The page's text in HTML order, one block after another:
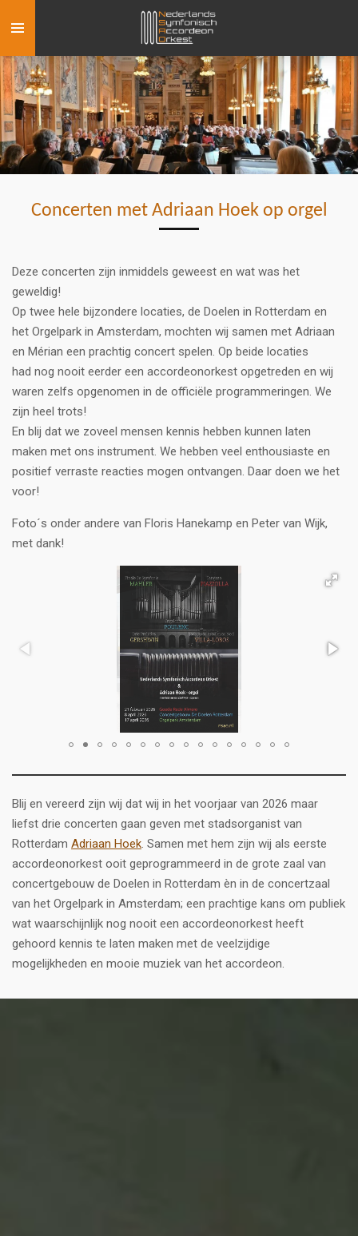
direct
naar
de
hoofdinhoud
Concerten met Adriaan Hoek op orgel
Deze concerten zijn inmiddels geweest en wat was het
geweldig!
Op twee hele bijzondere locaties, de Doelen in Rotterdam en
het Orgelpark in Amsterdam, mochten wij samen met Adriaan
en Mérian een prachtig concert spelen. Op beide locaties
had nog nooit eerder een accordeonorkest opgetreden en wij
waren zelfs opgenomen in de officiële programmeringen. We
zijn heel trots!
En blij dat we zoveel mensen kennis hebben kunnen laten
maken met ons instrument. We hebben veel enthousiaste en
positief verraste reacties mogen ontvangen. Daar doen we het
voor!
Foto´s onder andere van Floris Hanekamp en Peter van Wijk,
met dank!
Blij en vereerd zijn wij dat wij in het voorjaar van 2026 maar
liefst drie concerten gaan geven met stadsorganist van
Rotterdam Adriaan Hoek. Samen met hem zijn wij als eerste
accordeonorkest ooit geprogrammeerd in de grote zaal van
concertgebouw de Doelen in Rotterdam èn in de concertzaal
van het Orgelpark in Amsterdam; een prachtige kans om publiek
wat waarschijnlijk nog nooit een accordeonorkest heeft
gehoord kennis te laten maken met de veelzijdige
mogelijkheden en mooie muziek van het accordeon.